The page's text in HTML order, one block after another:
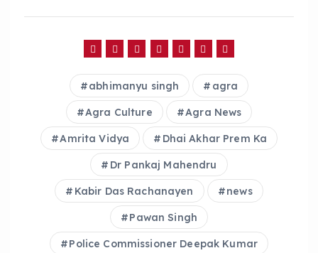
c
k
a
ts
A
p
p
a
re
abhimanyu singh agra
Agra Culture Agra News
Amrita Vidya Dhai Akhar Prem Ka
Dr Pankaj Mahendru
Kabir Das Rachanayen news
Pawan Singh
Police Commissioner Deepak Kumar